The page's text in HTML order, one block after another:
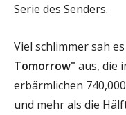
Serie des Senders.
Viel schlimmer sah
Tomorrow" aus, die
erbärmlichen
und mehr als die